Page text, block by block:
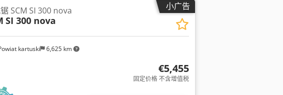
小广告
kartuski 6,625 km
SCM SI 300 nova
SI 300 nova
€5,455
固定价格 不含增值税